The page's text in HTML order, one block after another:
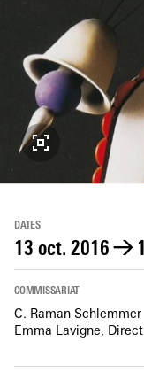
DATES
13 oct. 2016 →
COMMISSARIAT
C. Raman Schlemmer
Emma Lavigne,